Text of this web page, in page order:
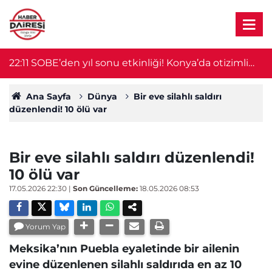
22:11 SOBE’den yıl sonu etkinliği! Konya’da otizimli
öğrenciler sahne aldı
Ana Sayfa Dünya
Bir eve silahlı saldırı
düzenlendi! 10 ölü var
Bir eve silahlı saldırı düzenlendi!
10 ölü var
17.05.2026 22:30 | Son Güncelleme: 18.05.2026 08:53
Yorum Yap
Meksika’nın Puebla eyaletinde bir ailenin
evine düzenlenen silahlı saldırıda en az 10